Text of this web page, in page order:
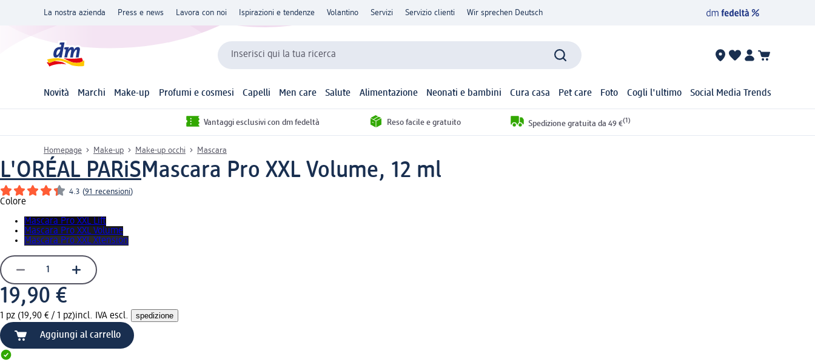
La nostra azienda Press e news Lavora con noi Ispirazioni e tendenze Volantino Servizi Servizio clienti Wir sprechen Deutsch
Inserisci qui la tua ricerca
Novità Marchi Make-up Profumi e cosmesi Capelli Men care Salute Alimentazione Neonati e bambini Cura casa Pet care Foto Cogli l'ultimo Social Media Trends
Vantaggi esclusivi con dm fedeltà Reso facile e gratuito Spedizione gratuita da 49 €(1)
Homepage Make-up Make-up occhi Mascara
L'ORÉAL PARiSMascara Pro XXL Volume, 12 ml
4.3 (91 recensioni)
Colore
Mascara Pro XXL Lift
Mascara Pro XXL Volume
Mascara Pro XXL Xtension
19,90 €
1 pz (19,90 € / 1 pz)incl. IVA escl. spedizione
Aggiungi al carrello